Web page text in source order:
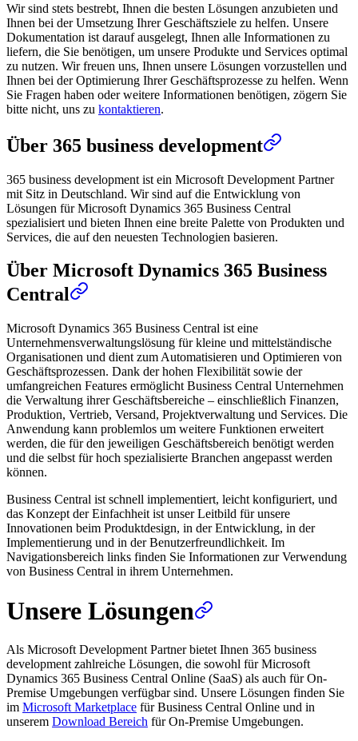
Wir sind stets bestrebt, Ihnen die besten Lösungen anzubieten und
Ihnen bei der Umsetzung Ihrer Geschäftsziele zu helfen. Unsere
Dokumentation ist darauf ausgelegt, Ihnen alle Informationen zu
liefern, die Sie benötigen, um unsere Produkte und Services optimal
zu nutzen. Wir freuen uns, Ihnen unsere Lösungen vorzustellen und
Ihnen bei der Optimierung Ihrer Geschäftsprozesse zu helfen. Wenn
Sie Fragen haben oder weitere Informationen benötigen, zögern Sie
bitte nicht, uns zu kontaktieren.
Über 365 business development
365 business development ist ein Microsoft Development Partner
mit Sitz in Deutschland. Wir sind auf die Entwicklung von
Lösungen für Microsoft Dynamics 365 Business Central
spezialisiert und bieten Ihnen eine breite Palette von Produkten und
Services, die auf den neuesten Technologien basieren.
Über Microsoft Dynamics 365 Business
Central
Microsoft Dynamics 365 Business Central ist eine
Unternehmensverwaltungslösung für kleine und mittelständische
Organisationen und dient zum Automatisieren und Optimieren von
Geschäftsprozessen. Dank der hohen Flexibilität sowie der
umfangreichen Features ermöglicht Business Central Unternehmen
die Verwaltung ihrer Geschäftsbereiche – einschließlich Finanzen,
Produktion, Vertrieb, Versand, Projektverwaltung und Services. Die
Anwendung kann problemlos um weitere Funktionen erweitert
werden, die für den jeweiligen Geschäftsbereich benötigt werden
und die selbst für hoch spezialisierte Branchen angepasst werden
können.
Business Central ist schnell implementiert, leicht konfiguriert, und
das Konzept der Einfachheit ist unser Leitbild für unsere
Innovationen beim Produktdesign, in der Entwicklung, in der
Implementierung und in der Benutzerfreundlichkeit. Im
Navigationsbereich links finden Sie Informationen zur Verwendung
von Business Central in ihrem Unternehmen.
Unsere Lösungen
Als Microsoft Development Partner bietet Ihnen 365 business
development zahlreiche Lösungen, die sowohl für Microsoft
Dynamics 365 Business Central Online (SaaS) als auch für On-
Premise Umgebungen verfügbar sind. Unsere Lösungen finden Sie
im Microsoft Marketplace für Business Central Online und in
unserem Download Bereich für On-Premise Umgebungen.